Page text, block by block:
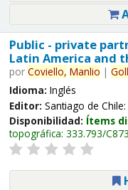
Public - private
Latin America and
por Coviello, Manlio |
Idioma: Inglés
Editor: Santiago de Chile:
Disponibilidad: Ítems
topográfica: 333.793/